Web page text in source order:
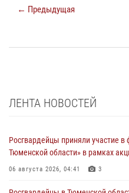
← Предыдущая
ЛЕНТА НОВОСТЕЙ
Росгвардейцы приняли участие в
Тюменской области» в рамках
06 августа 2026, 04:41 3